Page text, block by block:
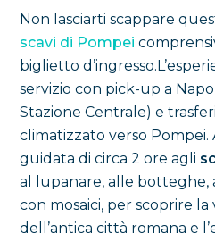
Non lasciarti scappare
scavi di Pompei
biglietto
servizio con pick-up a
Stazione Centrale) e
climatizzato verso Pompei.
guidata di circa 2 ore agli
al lupanare, alle botteghe,
con mosaici, per scoprire
dell’antica città romana e